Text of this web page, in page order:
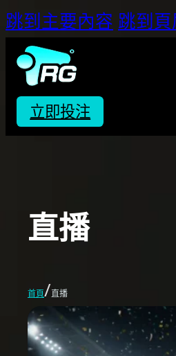
跳到主要內容 跳到頁
立即投注
直播
首頁/直播